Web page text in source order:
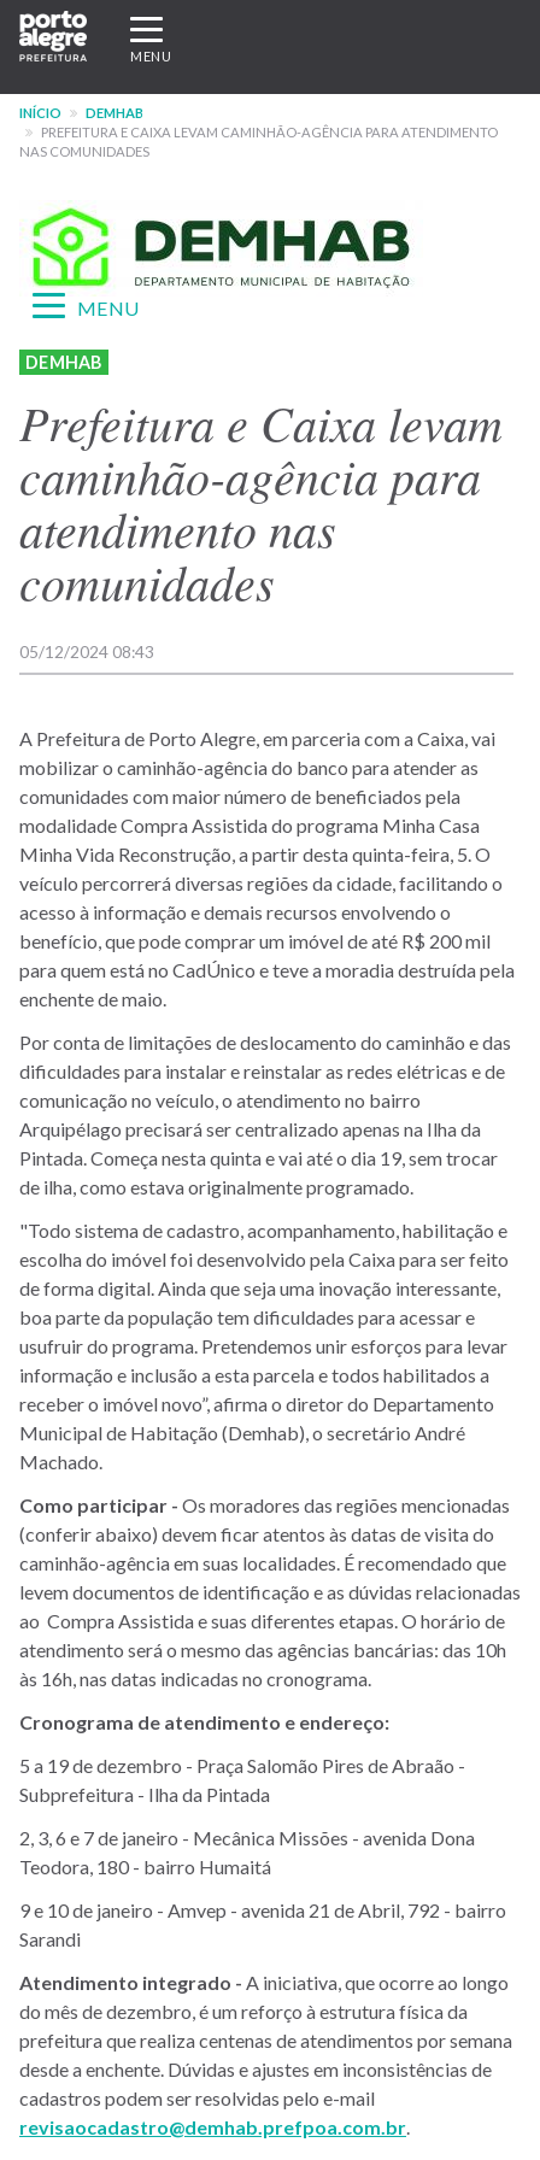
Pular
para
conteúdo
principal
Expandir/recolher
navegação
MENU
INÍCIO
DEMHAB
PREFEITURA E CAIXA LEVAM CAMINHÃO-AGÊNCIA PARA ATENDIMENTO
NAS COMUNIDADES
Menu
-
site
DEMHAB
Expandir/recolher
MENU
DEMHAB
Prefeitura e Caixa levam
caminhão-agência para
atendimento nas
comunidades
05/12/2024 08:43
A Prefeitura de Porto Alegre, em parceria com a Caixa, vai
mobilizar o caminhão-agência do banco para atender as
comunidades com maior número de beneficiados pela
modalidade Compra Assistida do programa Minha Casa
Minha Vida Reconstrução, a partir desta quinta-feira, 5. O
veículo percorrerá diversas regiões da cidade, facilitando o
acesso à informação e demais recursos envolvendo o
benefício, que pode comprar um imóvel de até R$ 200 mil
para quem está no CadÚnico e teve a moradia destruída pela
enchente de maio.
Por conta de limitações de deslocamento do caminhão e das
dificuldades para instalar e reinstalar as redes elétricas e de
comunicação no veículo, o atendimento no bairro
Arquipélago precisará ser centralizado apenas na Ilha da
Pintada. Começa nesta quinta e vai até o dia 19, sem trocar
de ilha, como estava originalmente programado.
"Todo sistema de cadastro, acompanhamento, habilitação e
escolha do imóvel foi desenvolvido pela Caixa para ser feito
de forma digital. Ainda que seja uma inovação interessante,
boa parte da população tem dificuldades para acessar e
usufruir do programa. Pretendemos unir esforços para levar
informação e inclusão a esta parcela e todos habilitados a
receber o imóvel novo”, afirma o diretor do Departamento
Municipal de Habitação (Demhab), o secretário André
Machado.
Como participar - Os moradores das regiões mencionadas
(conferir abaixo) devem ficar atentos às datas de visita do
caminhão-agência em suas localidades. É recomendado que
levem documentos de identificação e as dúvidas relacionadas
ao Compra Assistida e suas diferentes etapas. O horário de
atendimento será o mesmo das agências bancárias: das 10h
às 16h, nas datas indicadas no cronograma.
Cronograma de atendimento e endereço:
5 a 19 de dezembro - Praça Salomão Pires de Abraão -
Subprefeitura - Ilha da Pintada
2, 3, 6 e 7 de janeiro - Mecânica Missões - avenida Dona
Teodora, 180 - bairro Humaitá
9 e 10 de janeiro - Amvep - avenida 21 de Abril, 792 - bairro
Sarandi
Atendimento integrado - A iniciativa, que ocorre ao longo
do mês de dezembro, é um reforço à estrutura física da
prefeitura querealiza centenas de atendimentos por semana
desde a enchente. Dúvidas e ajustes em inconsistências de
cadastros podem ser resolvidas pelo e-mail
revisaocadastro@demhab.prefpoa.com.br